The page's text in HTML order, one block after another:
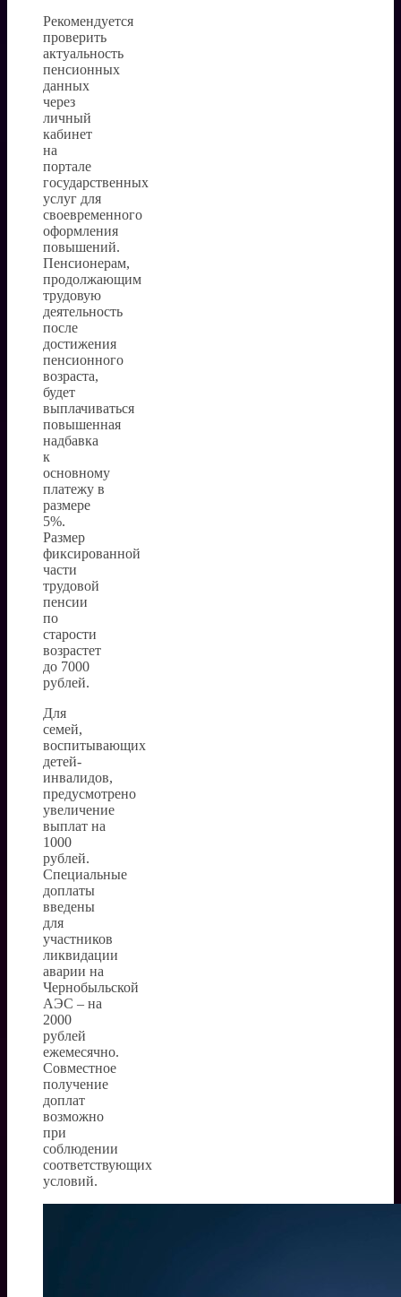
Рекомендуется
проверить
актуальность
пенсионных
данных
через
личный
кабинет
на
портале
государственных
услуг для
своевременного
оформления
повышений.
Пенсионерам,
продолжающим
трудовую
деятельность
после
достижения
пенсионного
возраста,
будет
выплачиваться
повышенная
надбавка
к
основному
платежу в
размере
5%.
Размер
фиксированной
части
трудовой
пенсии
по
старости
возрастет
до 7000
рублей.
Для
семей,
воспитывающих
детей-
инвалидов,
предусмотрено
увеличение
выплат на
1000
рублей.
Специальные
доплаты
введены
для
участников
ликвидации
аварии на
Чернобыльской
АЭС – на
2000
рублей
ежемесячно.
Совместное
получение
доплат
возможно
при
соблюдении
соответствующих
условий.